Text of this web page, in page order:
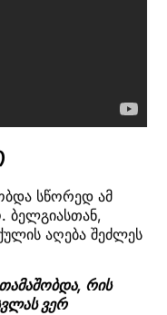
სწორედ ამ
ბელგიასთან,
აღება შეძლეს
რის
ვერ